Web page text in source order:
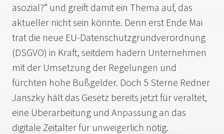
asozial?“ und greift damit ein Thema auf, das
aktueller nicht sein könnte. Denn erst Ende Mai
trat die neue EU-Datenschutzgrundverordnung
(DSGVO) in Kraft, seitdem hadern Unternehmen
mit der Umsetzung der Regelungen und
fürchten hohe Bußgelder. Doch 5 Sterne Redner
Janszky hält das Gesetz bereits jetzt für veraltet,
eine Überarbeitung und Anpassung an das
digitale Zeitalter für unweigerlich nötig.